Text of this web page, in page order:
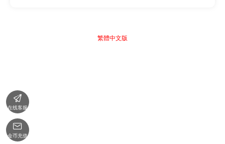
繁體中文版

在线客服

金币充值